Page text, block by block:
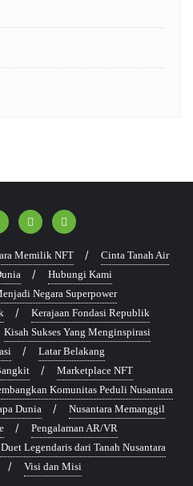
Memilik NFT
Cinta Tanah Air
Hubungi Kami
Negara Superpower
Kerajaan Fondasi Republik
Kisah Sukses Yang Menginspirasi
Latar Belakang
Marketplace NFT
Komunitas Peduli Nusantara
Dunia
Nusantara Memanggil
Pengalaman AR/VR
Legendaris dari Tanah Nusantara
Visi dan Misi